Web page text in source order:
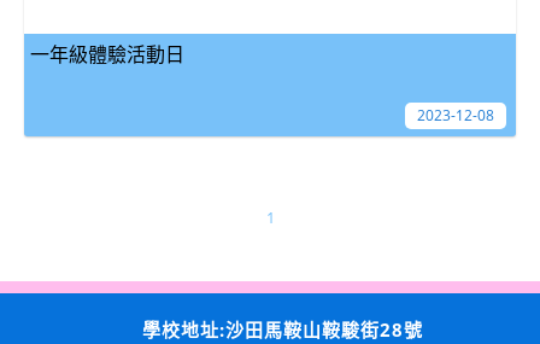
一年級體驗活動日
2023-12-08
1
學校地址:沙田馬鞍山鞍駿街28號